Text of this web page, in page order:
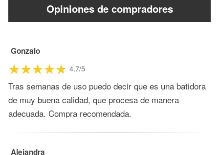
Opiniones de compradores
Gonzalo
4.7/5
Tras semanas de uso puedo decir que es una batidora
de muy buena calidad, que procesa de manera
adecuada. Compra recomendada.
Alejandra